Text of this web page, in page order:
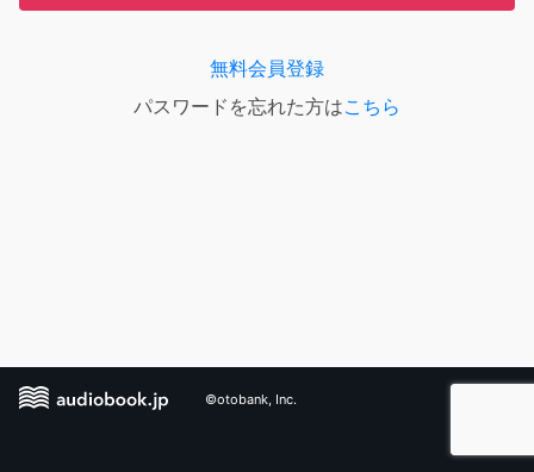
無料会員登録
パスワードを忘れた方はこちら
©otobank, Inc.